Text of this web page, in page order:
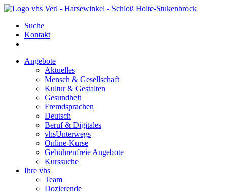
Suche
Kontakt
Angebote
Aktuelles
Mensch & Gesellschaft
Kultur & Gestalten
Gesundheit
Fremdsprachen
Deutsch
Beruf & Digitales
vhsUnterwegs
Online-Kurse
Gebührenfreie Angebote
Kurssuche
Ihre vhs
Team
Dozierende